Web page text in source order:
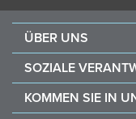
ÜBER UNS
Jobs & Karriere
SOZIALE
Force for Good
KOMMEN SIE IN